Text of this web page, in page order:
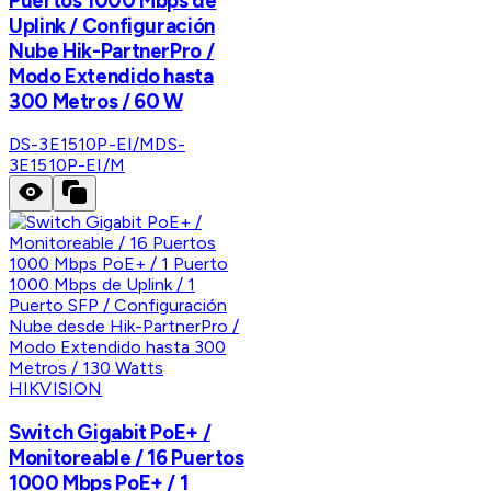
Uplink / Configuración
Nube Hik-PartnerPro /
Modo Extendido hasta
300 Metros / 60 W
DS-3E1510P-EI/MDS-
3E1510P-EI/M
HIKVISION
Switch Gigabit PoE+ /
Monitoreable / 16 Puertos
1000 Mbps PoE+ / 1